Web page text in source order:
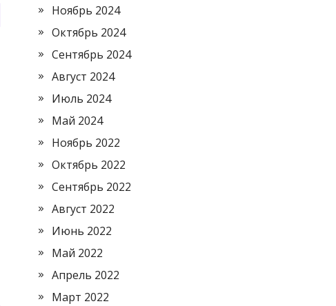
Ноябрь 2024
Октябрь 2024
Сентябрь 2024
Август 2024
Июль 2024
Май 2024
Ноябрь 2022
Октябрь 2022
Сентябрь 2022
Август 2022
Июнь 2022
Май 2022
Апрель 2022
Март 2022